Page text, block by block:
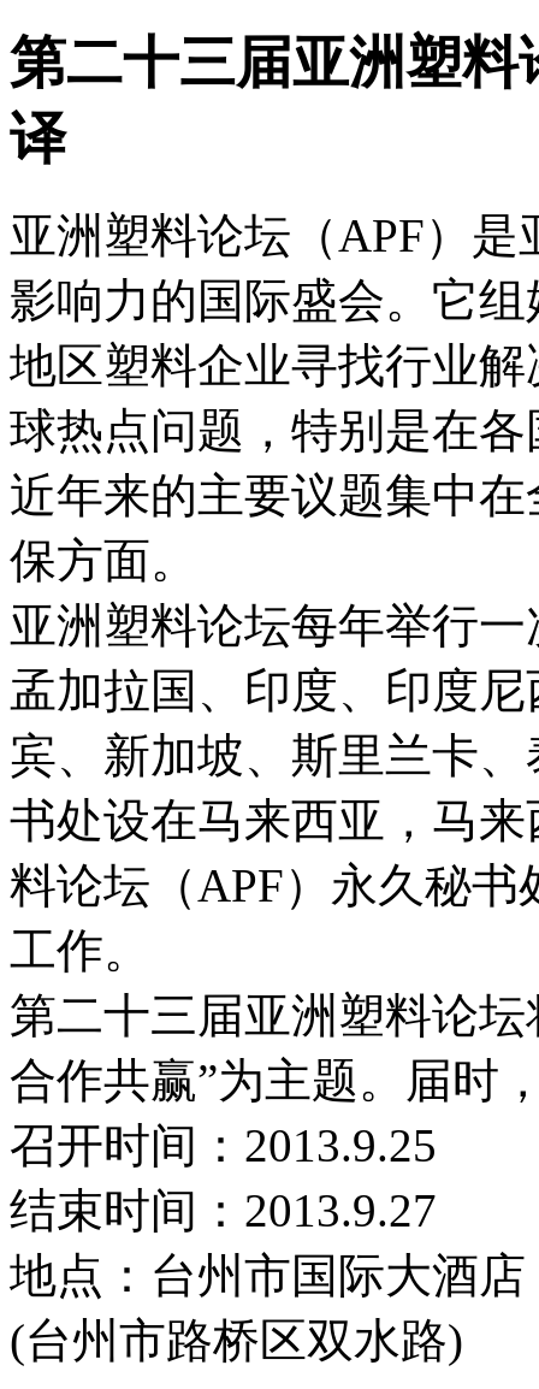
第二十三届亚洲塑
译
亚洲塑料论坛（APF）
影响力的国际盛会。它
地区塑料企业寻找行业
球热点问题，特别是在
近年来的主要议题集中
保方面。
亚洲塑料论坛每年举行
孟加拉国、印度、印度
宾、新加坡、斯里兰卡
书处设在马来西亚，马
料论坛（APF）永久秘
工作。
第二十三届亚洲塑料论
合作共赢”为主题。届
召开时间：2013.9.25
结束时间：2013.9.27
地点：台州市国际大酒店
(台州市路桥区双水路)